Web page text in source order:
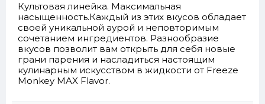
Культовая линейка. Максимальная
насыщенность.Каждый из этих вкусов обладает
своей уникальной аурой и неповторимым
сочетанием ингредиентов. Разнообразие
вкусов позволит вам открыть для себя новые
грани парения и насладиться настоящим
кулинарным искусством в жидкости от Freeze
Monkey MAX Flavor.